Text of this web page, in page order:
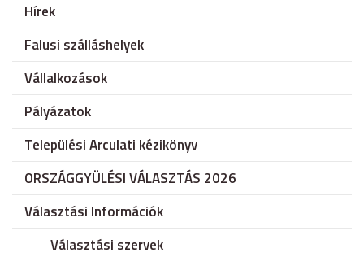
Hírek
Falusi szálláshelyek
Vállalkozások
Pályázatok
Települési Arculati kézikönyv
ORSZÁGGYÜLÉSI VÁLASZTÁS 2026
Választási Információk
Választási szervek